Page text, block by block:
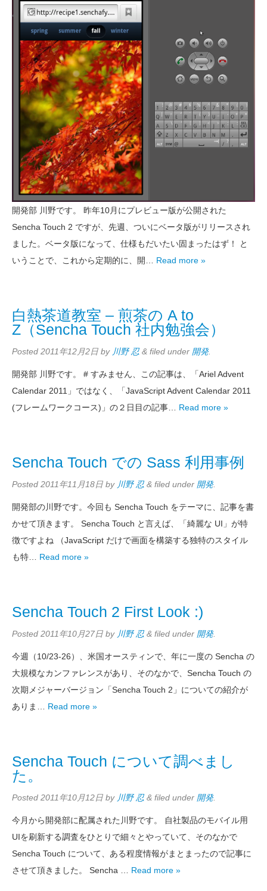
開発部 川野です。 昨年10月にプレビュー版が公開された
Sencha Touch 2 ですが、先週、ついにベータ版がリリースされ
ました。ベータ版になって、仕様もだいたい固まったはず！ と
いうことで、これから定期的に、開… Read more »
白熱茶道教室 – 煎茶の A to
Z（Sencha Touch 社内勉強会）
Posted 2011年12月2日 by 川野 忍 & filed under 開発.
開発部 川野です。 # すみません、この記事は、「Ariel Advent
Calendar 2011」ではなく、「JavaScript Advent Calendar 2011
(フレームワークコース)」の２日目の記事… Read more »
Sencha Touch での Sass 利用事例
Posted 2011年11月18日 by 川野 忍 & filed under 開発.
開発部の川野です。今回も Sencha Touch をテーマに、記事を書
かせて頂きます。 Sencha Touch と言えば、「綺麗な UI」が特
徴ですよね （JavaScript だけで画面を構築する独特のスタイル
も特… Read more »
Sencha Touch 2 First Look :)
Posted 2011年10月27日 by 川野 忍 & filed under 開発.
今週（10/23-26）、米国オースティンで、年に一度の Sencha の
大規模なカンファレンスがあり、そのなかで、Sencha Touch の
次期メジャーバージョン「Sencha Touch 2」についての紹介が
ありま… Read more »
Sencha Touch について調べまし
た。
Posted 2011年10月12日 by 川野 忍 & filed under 開発.
今月から開発部に配属された川野です。 自社製品のモバイル用
UIを刷新する調査をひとりで細々とやっていて、そのなかで
Sencha Touch について、ある程度情報がまとまったので記事に
させて頂きました。 Sencha … Read more »